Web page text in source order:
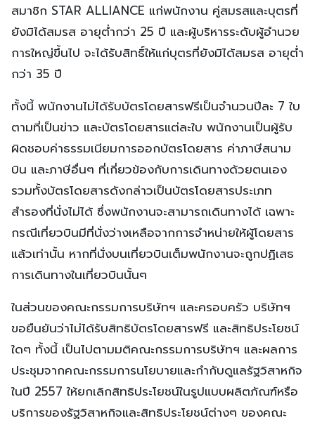
สมาชิก STAR ALLIANCE แก่พนักงาน คู่สมรสและบุตรที่
ยังมิได้สมรส อายุต่ำกว่า 25 ปี และผู้บริหารระดับผู้อำนวย
การใหญ่ขึ้นไป จะได้รับสิทธิ์ให้แก่บุตรที่ยังมิได้สมรส อายุต่ำ
กว่า 35 ปี
ทั้งนี้ พนักงานไม่ได้รับบัตรโดยสารฟรีเป็นจำนวนปีละ 7 ใบ
ตามที่เป็นข่าว และบัตรโดยสารแต่ละใบ พนักงานเป็นผู้รับ
ผิดชอบค่าธรรมเนียมการออกบัตรโดยสาร ค่าภาษีสนาม
บิน และภาษีอื่นๆ ที่เกี่ยวข้องกับการเดินทางด้วยตนเอง
รวมทั้งบัตรโดยสารดังกล่าวเป็นบัตรโดยสารประเภท
สำรองที่นั่งไม่ได้ ซึ่งพนักงานจะสามารถเดินทางได้ เฉพาะ
กรณีเที่ยวบินมีที่นั่งว่างเหลือจากการจำหน่ายให้ผู้โดยสาร
แล้วเท่านั้น หากที่นั่งบนเที่ยวบินเต็มพนักงานจะถูกปฏิเสธ
การเดินทางในเที่ยวบินนั้นๆ
ในส่วนของคณะกรรมการบริษัทฯ และครอบครัว บริษัทฯ
ขอยืนยันว่าไม่ได้รับสิทธิบัตรโดยสารฟรี และสิทธิประโยชน์
ใดๆ ทั้งนี้ เป็นไปตามมติคณะกรรมการบริษัทฯ และผลการ
ประชุมจากคณะกรรมการนโยบายและกำกับดูแลรัฐวิสาหกิจ
ในปี 2557 ให้ยกเลิกสิทธิประโยชน์ในรูปแบบผลิตภัณฑ์หรือ
บริการของรัฐวิสาหกิจและสิทธิประโยชน์ต่างๆ ของคณะ